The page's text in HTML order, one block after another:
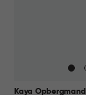
Kaya